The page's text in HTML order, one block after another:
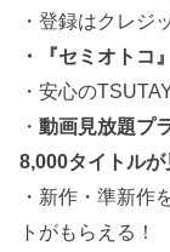
・登録はクレジ
・『セミオトコ
・安心の
・動画見放題プ
8,000タイトルが
・新作・準新作
トがもらえる！